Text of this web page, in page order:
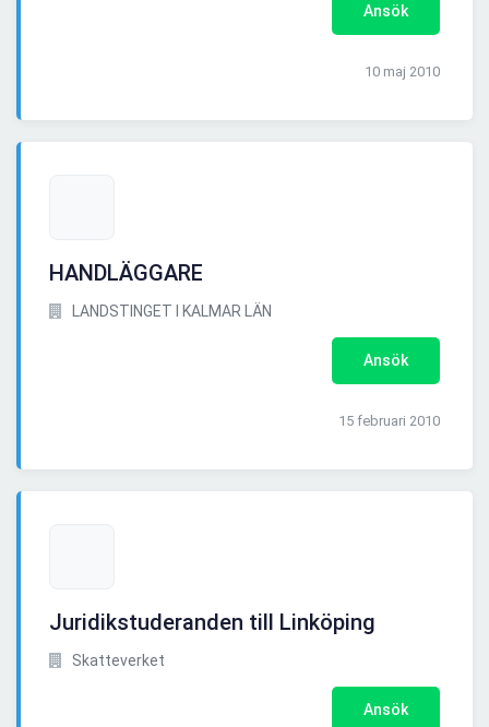
Ansök
10 maj 2010
HANDLÄGGARE
LANDSTINGET I KALMAR LÄN
Ansök
15 februari 2010
Juridikstuderanden till Linköping
Skatteverket
Ansök